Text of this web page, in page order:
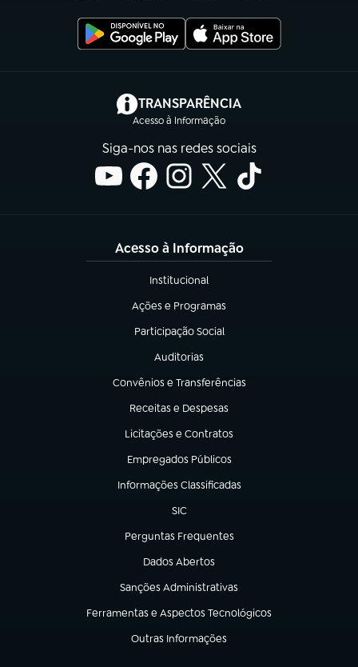
TRANSPARÊNCIA
Acesso à Informação
(abre em nova aba)
Siga-nos nas redes sociais
Acesso à Informação
Institucional
(abre em nova aba)
Ações e Programas
(abre em nova aba)
Participação Social
(abre em nova aba)
Auditorias
(abre em nova aba)
Convênios e Transferências
(abre em nova aba)
Receitas e Despesas
(abre em nova aba)
Licitações e Contratos
(abre em nova aba)
Empregados Públicos
(abre em nova aba)
Informações Classificadas
(abre em nova aba)
SIC
(abre em nova aba)
Perguntas Frequentes
(abre em nova aba)
Dados Abertos
(abre em nova aba)
Sanções Administrativas
(abre em nova aba)
Ferramentas e Aspectos Tecnológicos
(abre em nova aba)
Outras Informações
(abre em nova aba)